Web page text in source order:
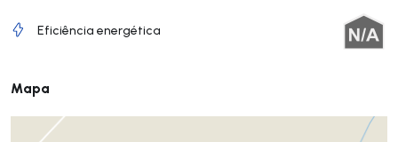
Eficiência energética
Mapa